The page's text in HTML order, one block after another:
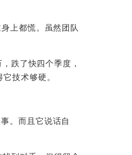
上都慌。虽然团队
跌了快四个季度，
技术够硬。
。而且它说话自